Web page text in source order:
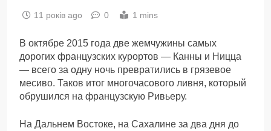
11 років ago 0 1 mins
В октябре 2015 года две жемчужины самых
дорогих французских курортов — Канны и Ницца
— всего за одну ночь превратились в грязевое
месиво. Таков итог многочасового ливня, который
обрушился на французскую Ривьеру.
На Дальнем Востоке, на Сахалине за два дня до